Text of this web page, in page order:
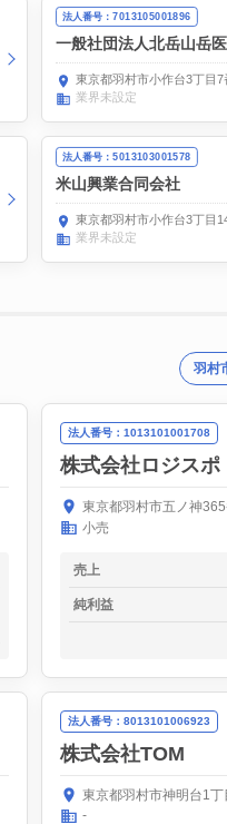
法人番号：7013105001896
一般社団法人北岳山岳
東京都羽村市小作台3丁目7
業界未設定
法人番号：5013103001578
米山興業合同会社
東京都羽村市小作台3丁目
業界未設定
羽村
法人番号：1013101001708
株式会社ロジスポ
東京都羽村市五ノ神
小売
売上
純利益
法人番号：8013101006923
株式会社TOM
東京都羽村市神明台1
-